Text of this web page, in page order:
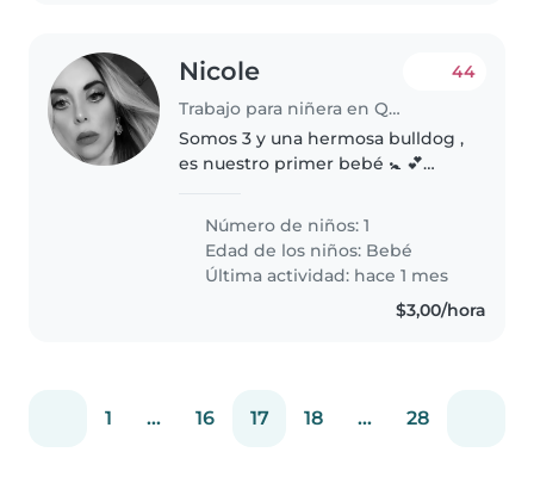
Nicole
Trabajo para niñera en Quito
44
Somos 3 y una hermosa bulldog ,
es nuestro primer bebé 🚼 💕
casados, con una casa amplia ,
buscamos una niñera que ame
los bebes y nos ayude aprender
más,..
Número de niños: 1
Edad de los niños: Bebé
Última actividad: hace 1 mes
$3,00/hora
1 ... 16 17 18 ... 28